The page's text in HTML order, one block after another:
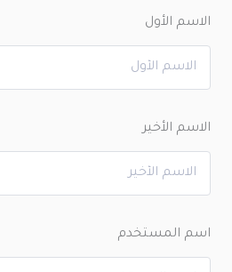
الاسم الأول
الاسم الأخير
اسم المستخدم